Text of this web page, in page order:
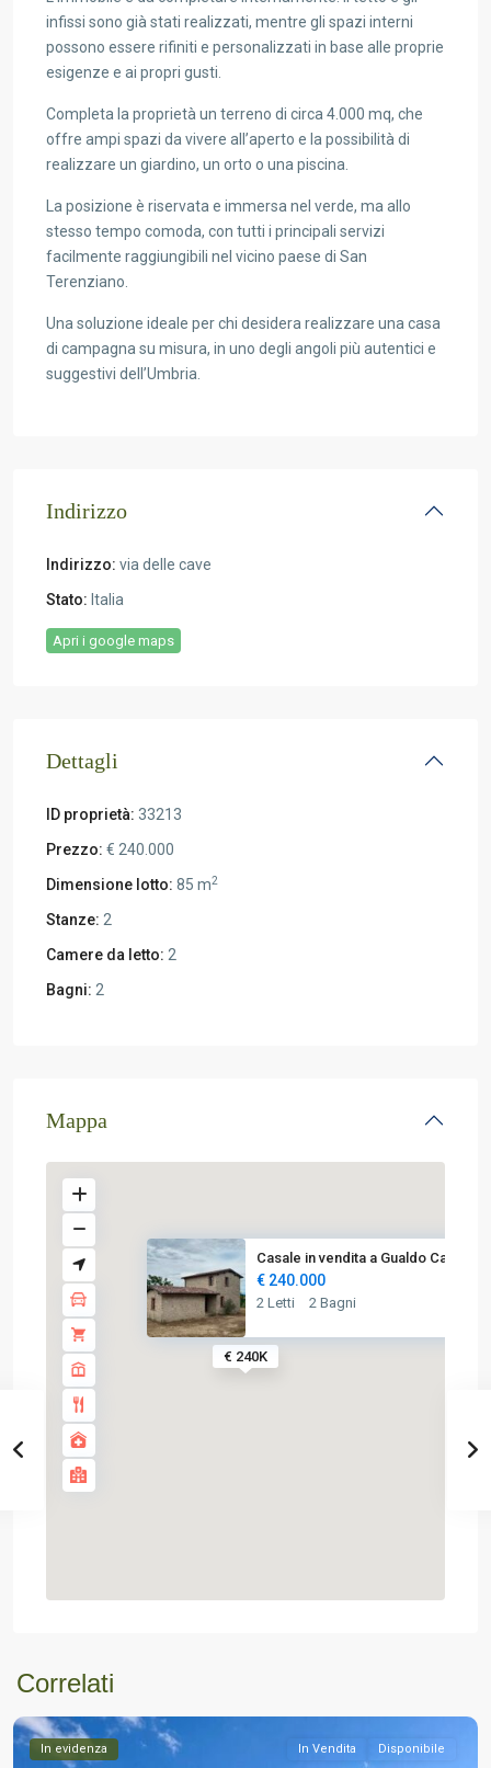
infissi sono già stati realizzati, mentre gli spazi interni
possono essere rifiniti e personalizzati in base alle proprie
esigenze e ai propri gusti.
Completa la proprietà un terreno di circa 4.000 mq, che
offre ampi spazi da vivere all’aperto e la possibilità di
realizzare un giardino, un orto o una piscina.
La posizione è riservata e immersa nel verde, ma allo
stesso tempo comoda, con tutti i principali servizi
facilmente raggiungibili nel vicino paese di San
Terenziano.
Una soluzione ideale per chi desidera realizzare una casa
di campagna su misura, in uno degli angoli più autentici e
suggestivi dell’Umbria.
Indirizzo
Indirizzo: via delle cave
Stato: Italia
Apri i google maps
Dettagli
ID proprietà: 33213
Prezzo: € 240.000
Dimensione lotto: 85 m2
Stanze: 2
Camere da letto: 2
Bagni: 2
Mappa
€ 240K
Casale in vendita a Gualdo Cat...
€ 240.000
2 Letti 2 Bagni
Correlati
In evidenza In Vendita Disponibile